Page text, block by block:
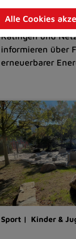
Balkonkraftwerk
Ratingen und
informieren über
erneuerbarer
Sport | Kinder &
Alle Cookies